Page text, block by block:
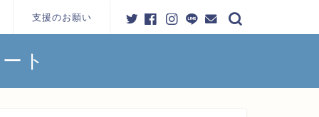
支援のお願い
ト